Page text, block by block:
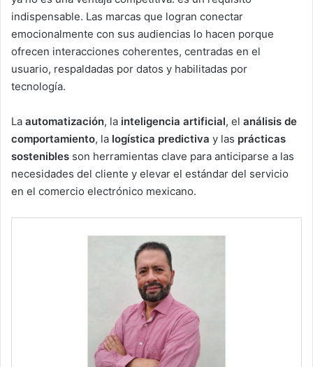
indispensable. Las marcas que logran conectar
emocionalmente con sus audiencias lo hacen porque
ofrecen interacciones coherentes, centradas en el
usuario, respaldadas por datos y habilitadas por
tecnología.
La automatización, la inteligencia artificial, el análisis de
comportamiento, la logística predictiva y las prácticas
sostenibles son herramientas clave para anticiparse a las
necesidades del cliente y elevar el estándar del servicio
en el comercio electrónico mexicano.